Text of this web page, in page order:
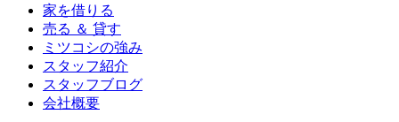
家を借りる
売る ＆ 貸す
ミツコシの強み
スタッフ紹介
スタッフブログ
会社概要